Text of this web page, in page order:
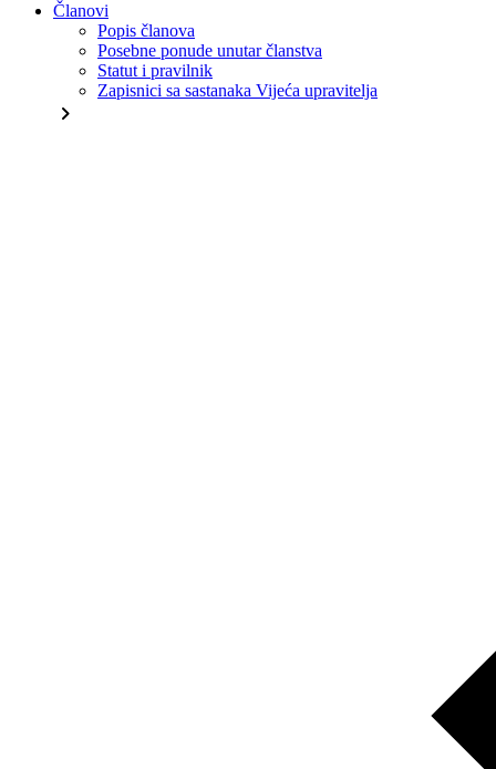
Članovi
Popis članova
Posebne ponude unutar članstva
Statut i pravilnik
Zapisnici sa sastanaka Vijeća upravitelja
chevron_right